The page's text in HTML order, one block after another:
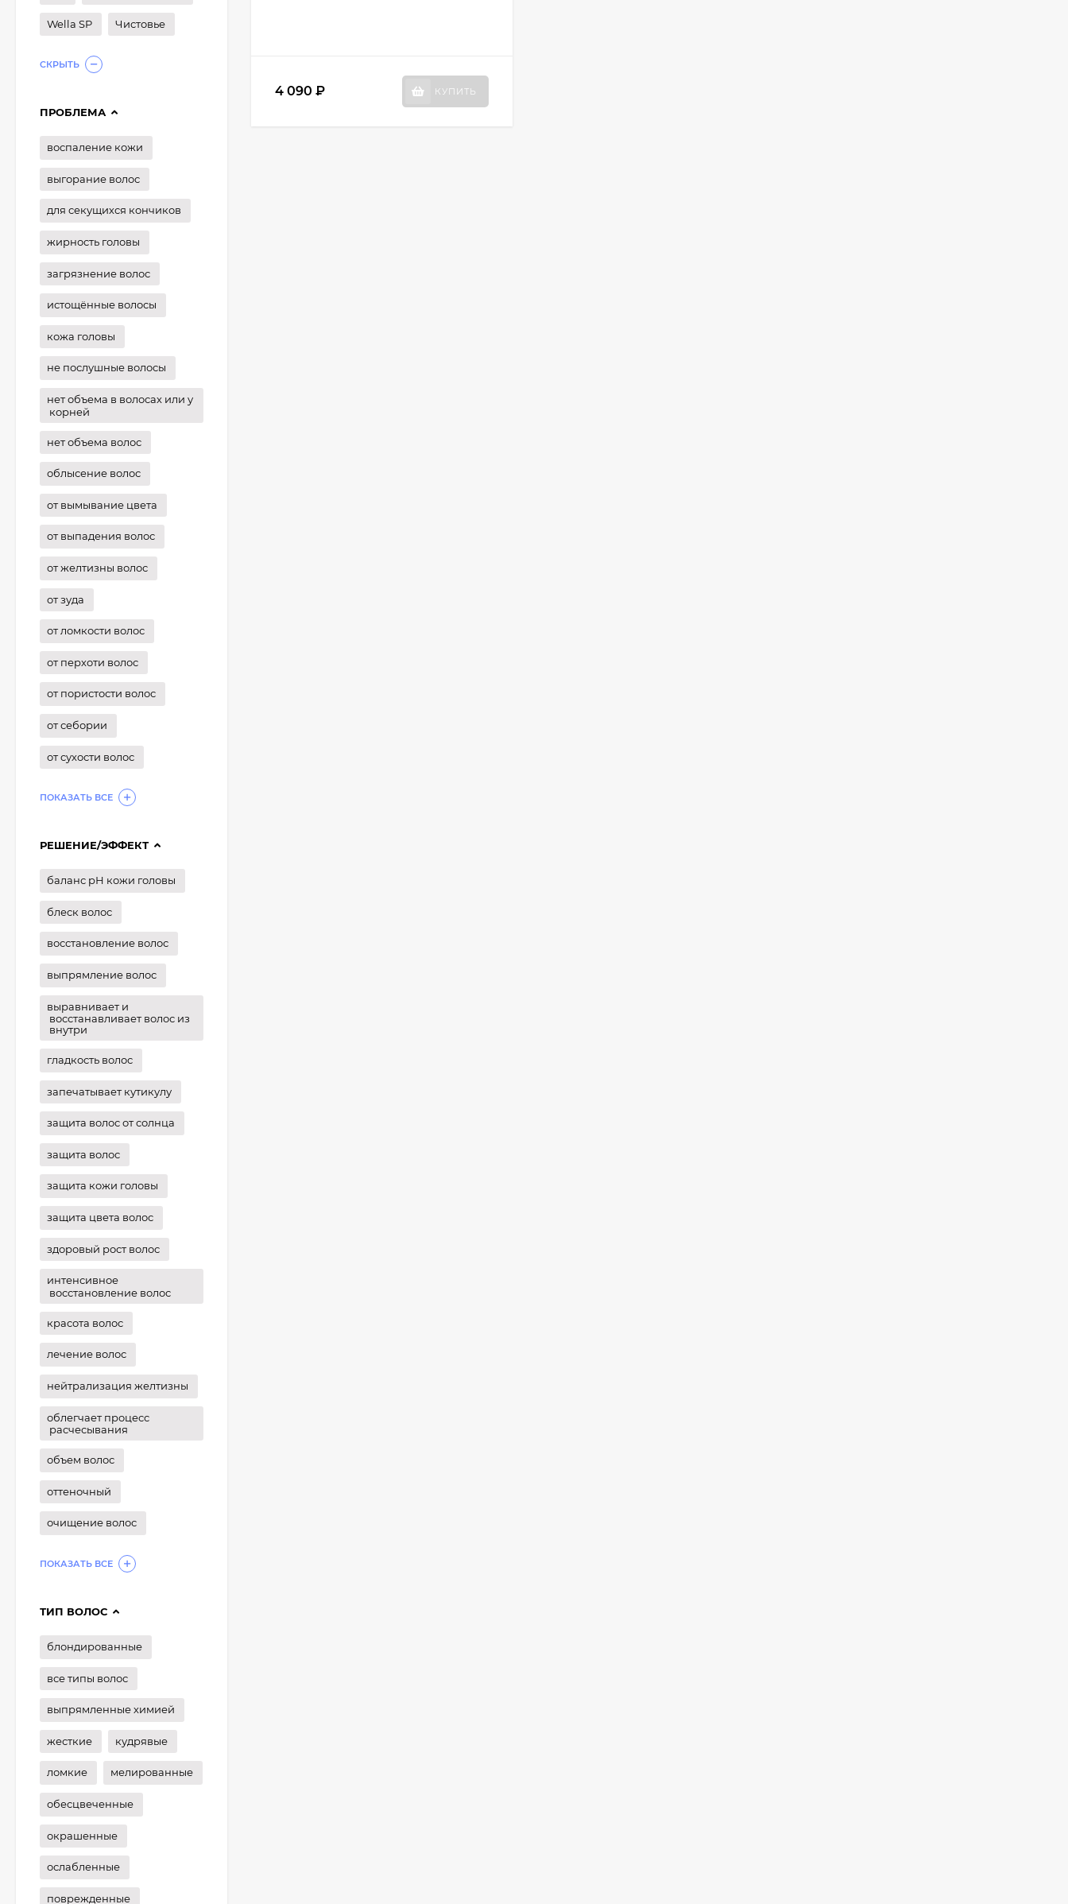
4 090 ₽ КУПИТЬ
Wella SP Чистовье
СКРЫТЬ
ПРОБЛЕМА
воспаление кожи
выгорание волос
для секущихся кончиков
жирность головы
загрязнение волос
истощённые волосы
кожа головы
не послушные волосы
нет объема в волосах или у
корней
нет объема волос
облысение волос
от вымывание цвета
от выпадения волос
от желтизны волос
от зуда
от ломкости волос
от перхоти волос
от пористости волос
от себории
от сухости волос
ПОКАЗАТЬ ВСЕ
РЕШЕНИЕ/ЭФФЕКТ
баланс рН кожи головы
блеск волос
восстановление волос
выпрямление волос
выравнивает и
восстанавливает волос из
внутри
гладкость волос
запечатывает кутикулу
защита волос от солнца
защита волос
защита кожи головы
защита цвета волос
здоровый рост волос
интенсивное
восстановление волос
красота волос
лечение волос
нейтрализация желтизны
облегчает процесс
расчесывания
объем волос
оттеночный
очищение волос
ПОКАЗАТЬ ВСЕ
ТИП ВОЛОС
блондированные
все типы волос
выпрямленные химией
жесткие кудрявые
ломкие мелированные
обесцвеченные
окрашенные
ослабленные
поврежденные